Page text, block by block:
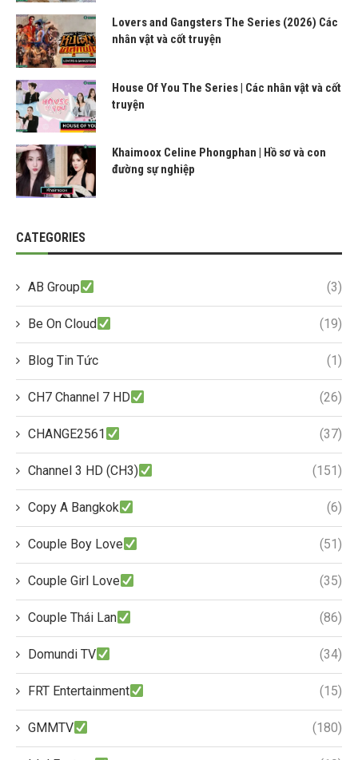
Lovers and Gangsters The Series (2026) Các
nhân vật và cốt truyện
House Of You The Series | Các nhân vật và cốt
truyện
Khaimoox Celine Phongphan | Hồ sơ và con
đường sự nghiệp
CATEGORIES
AB Group (3)
Be On Cloud (19)
Blog Tin Tức (1)
CH7 Channel 7 HD (26)
CHANGE2561 (37)
Channel 3 HD (CH3) (151)
Copy A Bangkok (6)
Couple Boy Love (51)
Couple Girl Love (35)
Couple Thái Lan (86)
Domundi TV (34)
FRT Entertainment (15)
GMMTV (180)